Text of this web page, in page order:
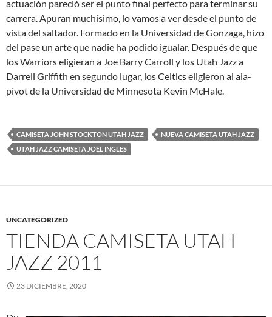
actuación pareció ser el punto final perfecto para terminar su
carrera. Apuran muchísimo, lo vamos a ver desde el punto de
vista del saltador. Formado en la Universidad de Gonzaga, hizo
del pase un arte que nadie ha podido igualar. Después de que
los Warriors eligieran a Joe Barry Carroll y los Utah Jazz a
Darrell Griffith en segundo lugar, los Celtics eligieron al ala-
pívot de la Universidad de Minnesota Kevin McHale.
CAMISETA JOHN STOCKTON UTAH JAZZ
NUEVA CAMISETA UTAH JAZZ
UTAH JAZZ CAMISETA JOEL INGLES
UNCATEGORIZED
TIENDA CAMISETA UTAH
JAZZ 2011
23 DICIEMBRE, 2020